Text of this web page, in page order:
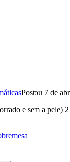
Postou 7 de
e sem a pele)